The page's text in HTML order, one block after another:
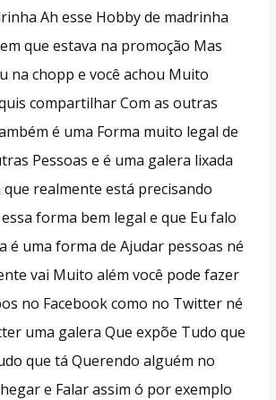
Ah esse Hobby de madrinha
que estava na promoção Mas
na chopp e você achou Muito
compartilhar Com as outras
é uma Forma muito legal de
Pessoas e é uma galera lixada
que realmente está precisando
forma bem legal e que Eu falo
é uma forma de Ajudar pessoas né
vai Muito além você pode fazer
no Facebook como no Twitter né
uma galera Que expõe Tudo que
que tá Querendo alguém no
e Falar assim ó por exemplo